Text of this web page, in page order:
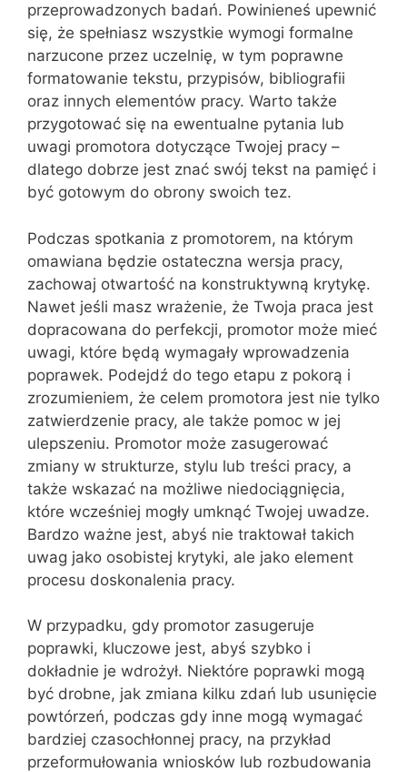
przeprowadzonych badań. Powinieneś upewnić
się, że spełniasz wszystkie wymogi formalne
narzucone przez uczelnię, w tym poprawne
formatowanie tekstu, przypisów, bibliografii
oraz innych elementów pracy. Warto także
przygotować się na ewentualne pytania lub
uwagi promotora dotyczące Twojej pracy –
dlatego dobrze jest znać swój tekst na pamięć i
być gotowym do obrony swoich tez.
Podczas spotkania z promotorem, na którym
omawiana będzie ostateczna wersja pracy,
zachowaj otwartość na konstruktywną krytykę.
Nawet jeśli masz wrażenie, że Twoja praca jest
dopracowana do perfekcji, promotor może mieć
uwagi, które będą wymagały wprowadzenia
poprawek. Podejdź do tego etapu z pokorą i
zrozumieniem, że celem promotora jest nie tylko
zatwierdzenie pracy, ale także pomoc w jej
ulepszeniu. Promotor może zasugerować
zmiany w strukturze, stylu lub treści pracy, a
także wskazać na możliwe niedociągnięcia,
które wcześniej mogły umknąć Twojej uwadze.
Bardzo ważne jest, abyś nie traktował takich
uwag jako osobistej krytyki, ale jako element
procesu doskonalenia pracy.
W przypadku, gdy promotor zasugeruje
poprawki, kluczowe jest, abyś szybko i
dokładnie je wdrożył. Niektóre poprawki mogą
być drobne, jak zmiana kilku zdań lub usunięcie
powtórzeń, podczas gdy inne mogą wymagać
bardziej czasochłonnej pracy, na przykład
przeformułowania wniosków lub rozbudowania